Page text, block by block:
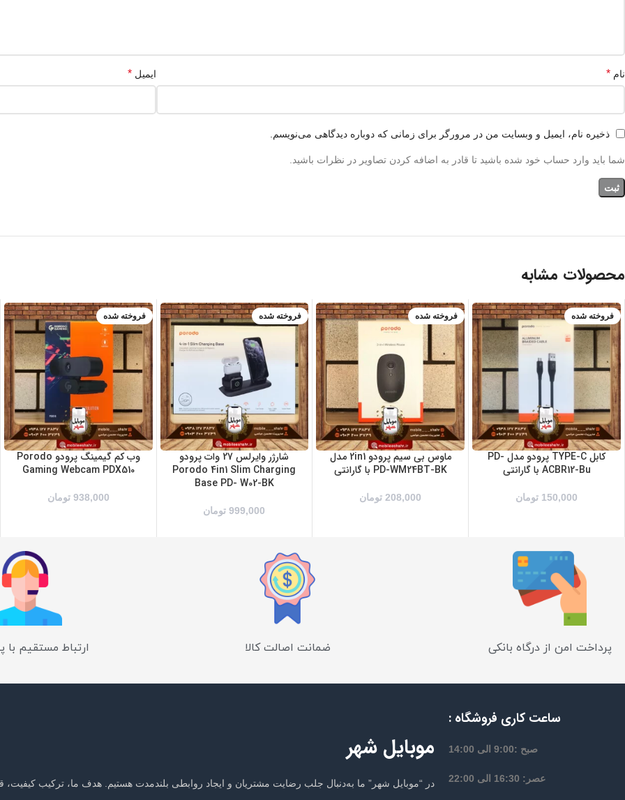
نام * ایمیل *
ذخیره نام، ایمیل و وبسایت من در مرورگر برای زمانی که دوباره دیدگاهی می‌نویسم.
شما باید وارد حساب خود شده باشید تا قادر به اضافه کردن تصاویر در نظرات باشید.
محصولات مشابه
فروخته شده
کابل TYPE-C پرودو مدل PD-
ACBR12-Bu با گارانتی
150,000 تومان
فروخته شده
ضمانت 7 روزه م
وبایل شهر + ضما
نت اصالت کالا
ماوس بی سیم پرودو 2in1 مدل
PD-WM24BT-BK با گارانتی
208,000 تومان
فروخته شده
شارژر وایرلس 27 وات پرودو
Porodo 4in1 Slim Charging
Base PD- W02-BK
999,000 تومان
فروخته شده
وب کم گیمینگ پرودو Porodo
Gaming Webcam PDX510
938,000 تومان
پرداخت امن از درگاه بانکی ضمانت اصالت کالا ارتباط مستقیم با
ساعت کاری فروشگاه :
صبح :9:00 الی 14:00
عصر: 16:30 الی 22:00
موبایل شهر
در “موبایل شهر” ما به‌دنبال جلب رضایت مشتریان و ایجاد روابطی بلندمدت هستیم. هدف ما، ترکیب